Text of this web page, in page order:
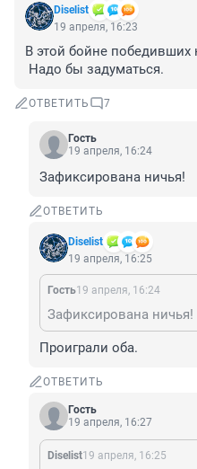
Diselist
19 апреля, 16:23
В этой бойне победивших
Надо бы задуматься.
ОТВЕТИТЬ 7
Гость
19 апреля, 16:24
Зафиксирована ничья!
ОТВЕТИТЬ
Diselist
19 апреля, 16:25
Гость19 апреля, 16:24
Зафиксирована ничья!
Проиграли оба.
ОТВЕТИТЬ
Гость
19 апреля, 16:27
Diselist19 апреля, 16:25